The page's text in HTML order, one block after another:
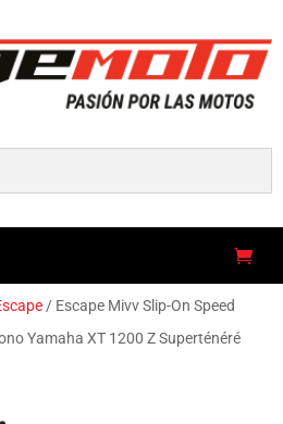
/ Escape Mivv Slip-On Speed
Yamaha XT 1200 Z Superténéré